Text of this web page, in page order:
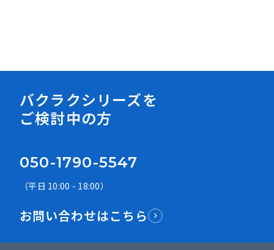
バクラクシリーズを
ご検討中の方
050-1790-5547
（平日 10:00 - 18:00）
お問い合わせはこちら